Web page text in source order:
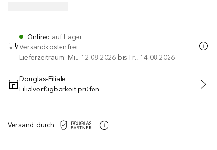
Online: auf Lager
Versandkostenfrei
Lieferzeitraum: Mi., 12.08.2026 bis Fr., 14.08.2026
IN DEN WARENKORB
Douglas-Filiale
Filialverfügbarkeit prüfen
Versand durch